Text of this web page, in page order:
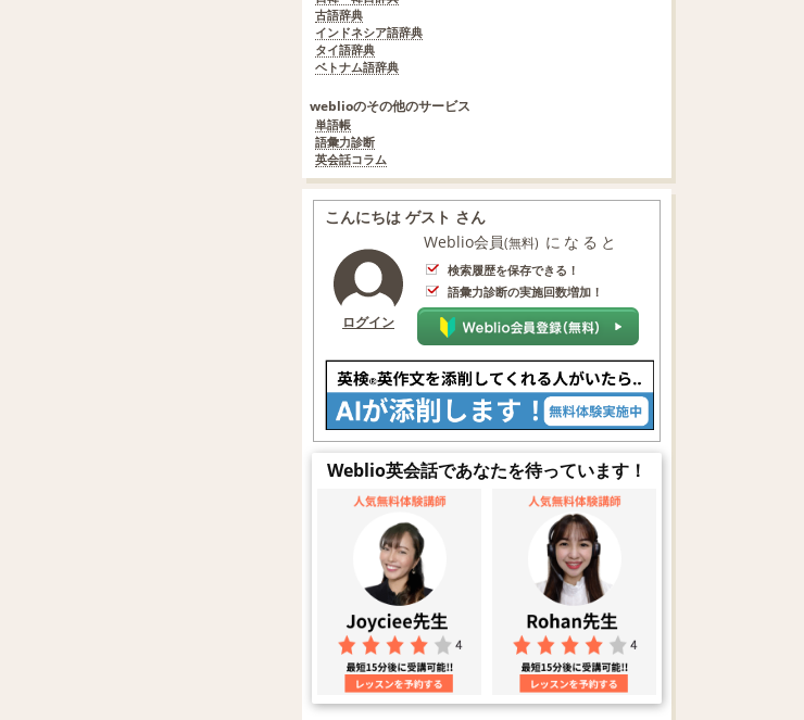
古語辞典
インドネシア語辞典
タイ語辞典
ベトナム語辞典
weblioのその他のサービス
単語帳
語彙力診断
英会話コラム
こんにちは ゲスト さん
ログイン
Weblio会員(無料) になると
検索履歴を保存できる！
語彙力診断の実施回数増加！
Weblio英会話であなたを待っています！